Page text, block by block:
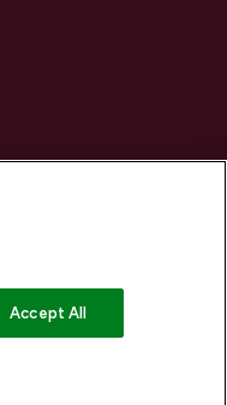
Accept All